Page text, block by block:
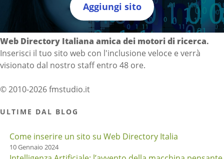
Aggiungi sito
Directory Italia
Web Directory Italiana amica dei motori di ricerca.
Inserisci il tuo sito web con l'inclusione veloce e verrà
visionato dal nostro staff entro 48 ore.
© 2010-2026 fmstudio.it
ULTIME DAL BLOG
Come inserire un sito su Web Directory Italia
10 Gennaio 2024